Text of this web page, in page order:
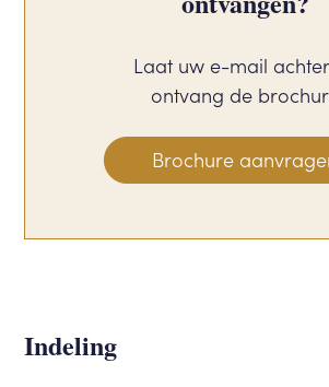
Laat uw e-mail
ontvang de
Brochure
Indeling